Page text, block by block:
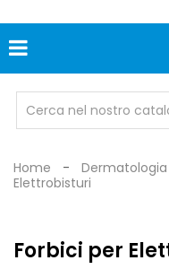
MEDICO
OCCHIALI
DI
Home Dermatologia
Elettrobisturi
Forbici per